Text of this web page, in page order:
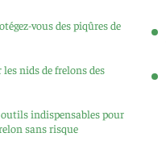
vous des piqûres de
nids de frelons des
indispensables pour
sans risque